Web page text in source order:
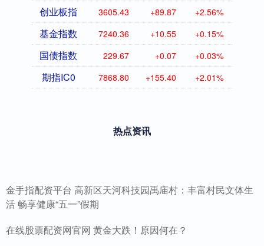
创业板指 3605.43 +89.87 +2.56%
基金指数 7240.36 +10.55 +0.15%
国债指数 229.67 +0.07 +0.03%
期指IC0 7868.80 +155.40 +2.01%
热点资讯
金手指配资平台 高新区天河科技园禹庙村：丰富村民文体生
活 畅享健康“五一”假期
在线股票配资网官网 黄金大跌！原因何在？